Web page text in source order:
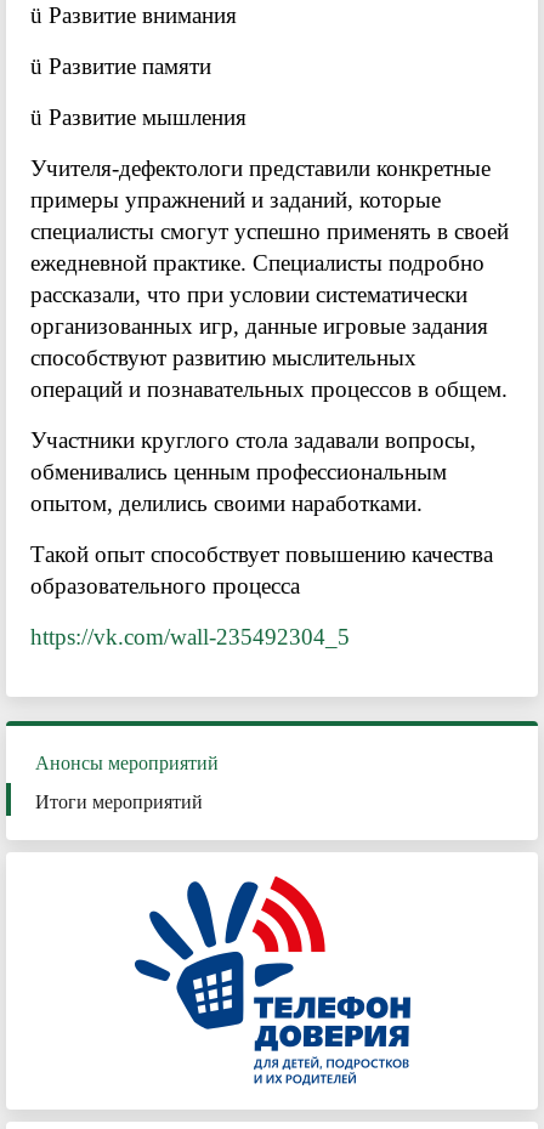
ü Развитие внимания
ü Развитие памяти
ü Развитие мышления
Учителя-дефектологи представили конкретные
примеры упражнений и заданий, которые
специалисты смогут успешно применять в своей
ежедневной практике. Специалисты подробно
рассказали, что при условии систематически
организованных игр, данные игровые задания
способствуют развитию мыслительных
операций и познавательных процессов в общем.
Участники круглого стола задавали вопросы,
обменивались ценным профессиональным
опытом, делились своими наработками.
Такой опыт способствует повышению качества
образовательного процесса
https://vk.com/wall-235492304_5
Анонсы мероприятий
Итоги мероприятий